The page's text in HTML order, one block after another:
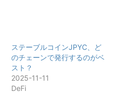
ステーブルコインJPYC、ど
のチェーンで発行するのがベ
スト？
2025-11-11
DeFi